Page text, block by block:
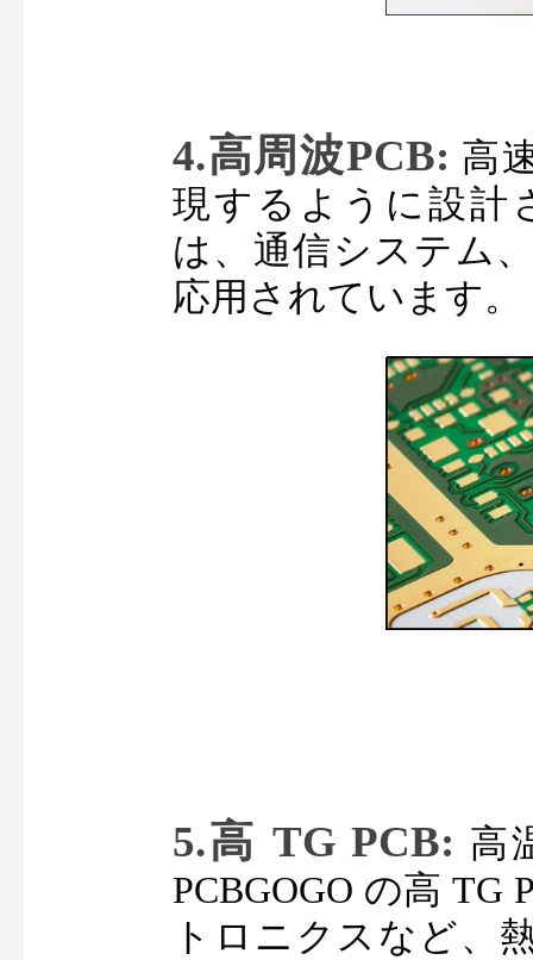
4.高周波PCB: 高
現するように設計
は、通信システム
応用されています。
5.高 TG PCB: 高
PCBGOGO の高 TG
トロニクスなど、